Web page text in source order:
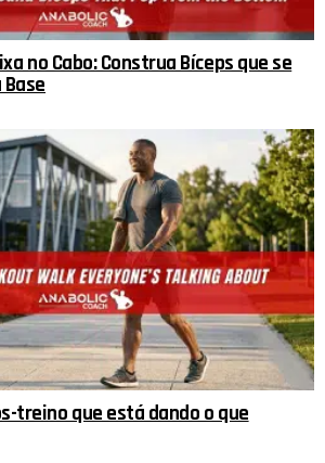
no Cabo: Construa Bíceps que se
treino que está dando o que